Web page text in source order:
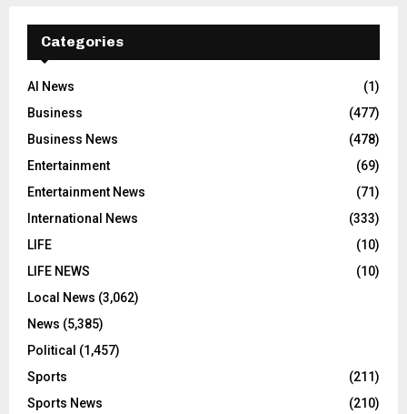
Categories
AI News
(1)
Business
(477)
Business News
(478)
Entertainment
(69)
Entertainment News
(71)
International News
(333)
LIFE
(10)
LIFE NEWS
(10)
Local News (3,062)
News (5,385)
Political (1,457)
Sports
(211)
Sports News
(210)